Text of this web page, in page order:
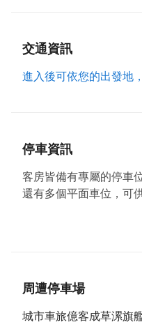
本旅館把單調的住宿發
上下樓層設計，讓旅客
台灣的第一個景點．台
嘆，西部擁有美地的海
景．這樣無語倫比的自
以便能好好地享受這段
心．
交通資訊
進入後可依您的出發地
停車資訊
客房皆備有專屬的停車
還有多個平面車位，可
周遭停車場
城市車旅億客成草漯旗